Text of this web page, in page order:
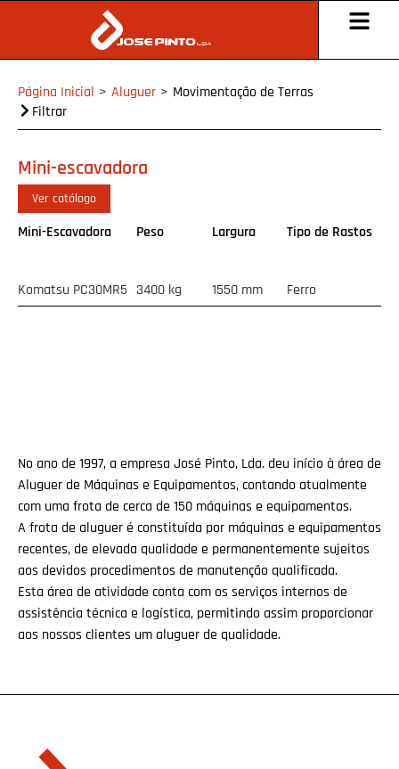
Página Inicial > Aluguer > Movimentação de Terras
Filtrar
Mini-escavadora
Ver catálogo
Mini-Escavadora
Komatsu PC30MR5
Peso
3400 kg
Largura
1550 mm
Tipo de Rastos
Ferro
No ano de 1997, a empresa José Pinto, Lda. deu início à área de
Aluguer de Máquinas e Equipamentos, contando atualmente
com uma frota de cerca de 150 máquinas e equipamentos.
A frota de aluguer é constituída por máquinas e equipamentos
recentes, de elevada qualidade e permanentemente sujeitos
aos devidos procedimentos de manutenção qualificada.
Esta área de atividade conta com os serviços internos de
assistência técnica e logística, permitindo assim proporcionar
aos nossos clientes um aluguer de qualidade.